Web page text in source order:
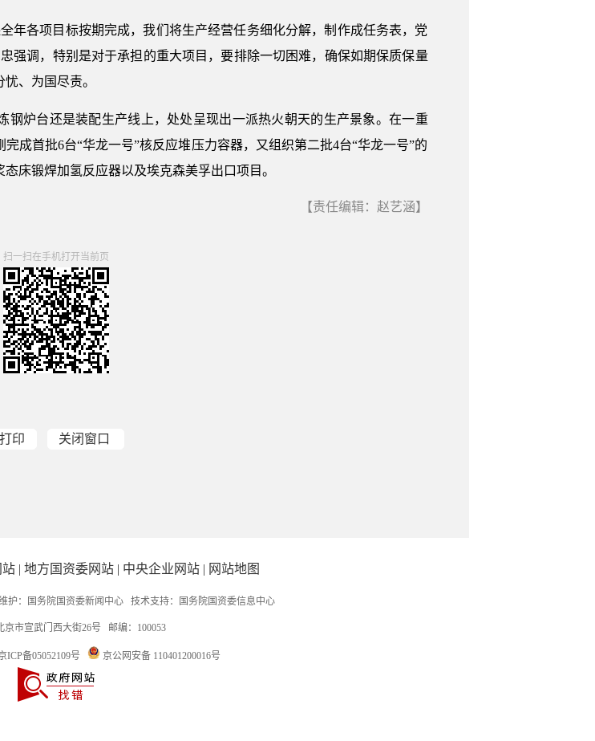
年各项目标按期完成，我们将生产经营任务细化分解，制作成任务表，党
强调，特别是对于承担的重大项目，要排除一切困难，确保如期保质保量
、为国尽责。
炉台还是装配生产线上，处处呈现出一派热火朝天的生产景象。在一重
成首批6台“华龙一号”核反应堆压力容器，又组织第二批4台“华龙一号”的
床锻焊加氢反应器以及埃克森美孚出口项目。
【责任编辑：赵艺涵】
扫一扫在手机打开当前页
打印 关闭窗口